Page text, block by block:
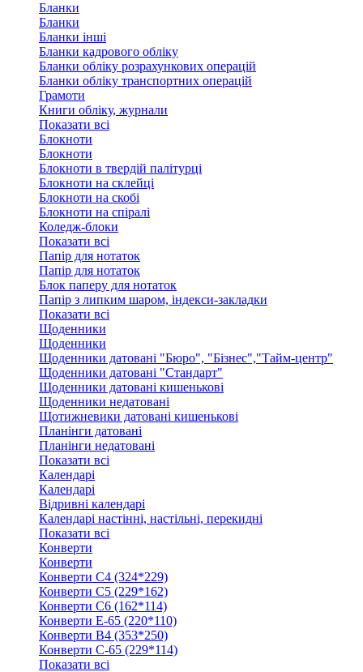
Бланки
Бланки
Бланки інші
Бланки кадрового обліку
Бланки обліку розрахункових операцій
Бланки обліку транспортних операцій
Грамоти
Книги обліку, журнали
Показати всі
Блокноти
Блокноти
Блокноти в твердій палітурці
Блокноти на склейці
Блокноти на скобі
Блокноти на спіралі
Коледж-блоки
Показати всі
Папір для нотаток
Папір для нотаток
Блок паперу для нотаток
Папір з липким шаром, індекси-закладки
Показати всі
Щоденники
Щоденники
Щоденники датовані "Бюро", "Бізнес","Тайм-центр"
Щоденники датовані "Стандарт"
Щоденники датовані кишенькові
Щоденники недатовані
Щотижневики датовані кишенькові
Планінги датовані
Планінги недатовані
Показати всі
Календарі
Календарі
Відривні календарі
Календарі настінні, настільні, перекидні
Показати всі
Конверти
Конверти
Конверти C4 (324*229)
Конверти C5 (229*162)
Конверти C6 (162*114)
Конверти E-65 (220*110)
Конверти В4 (353*250)
Конверти С-65 (229*114)
Показати всі